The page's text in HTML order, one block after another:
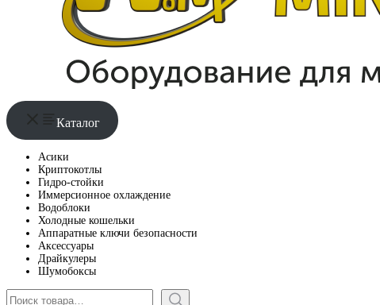
Каталог
Асики
Криптокотлы
Гидро-стойки
Иммерсионное охлаждение
Водоблоки
Холодные кошельки
Аппаратные ключи безопасности
Аксессуары
Драйкулеры
Шумобоксы
Поиск